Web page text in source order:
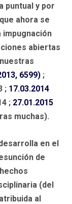
puntual y por
ahora se
impugnación
abiertas
6599) ;
; 17.03.2014
; 27.01.2015
muchas).
en el
de
(del
al